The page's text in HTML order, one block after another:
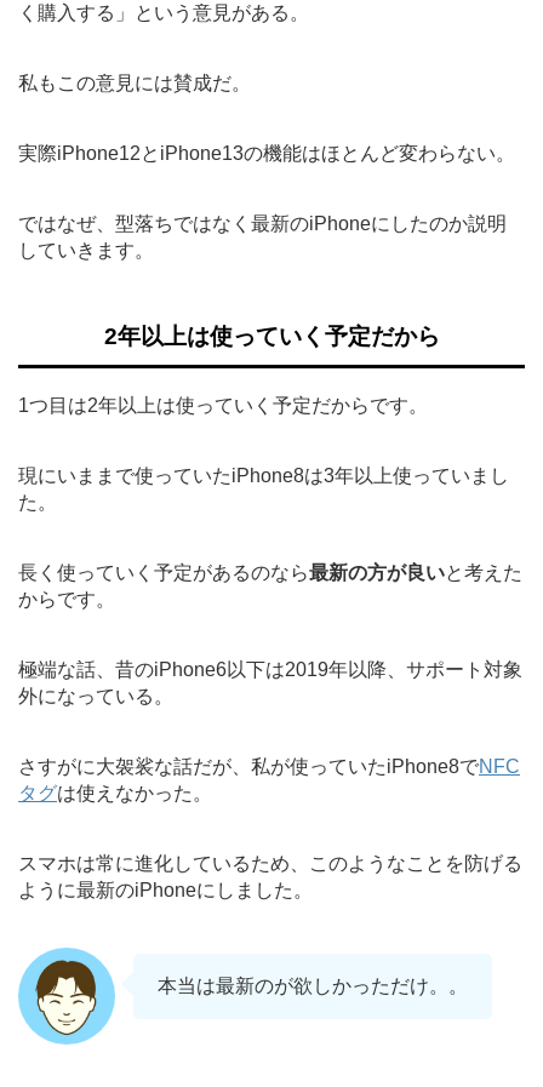
く購入する」という意見がある。
私もこの意見には賛成だ。
実際iPhone12とiPhone13の機能はほとんど変わらない。
ではなぜ、型落ちではなく最新のiPhoneにしたのか説明
していきます。
2年以上は使っていく予定だから
1つ目は2年以上は使っていく予定だからです。
現にいままで使っていたiPhone8は3年以上使っていまし
た。
長く使っていく予定があるのなら最新の方が良いと考えた
からです。
極端な話、昔のiPhone6以下は2019年以降、サポート対象
外になっている。
さすがに大袈裟な話だが、私が使っていたiPhone8でNFC
タグは使えなかった。
スマホは常に進化しているため、このようなことを防げる
ように最新のiPhoneにしました。
本当は最新のが欲しかっただけ。。